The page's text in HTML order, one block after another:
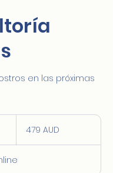
en las próximas
australianos
479 AUD